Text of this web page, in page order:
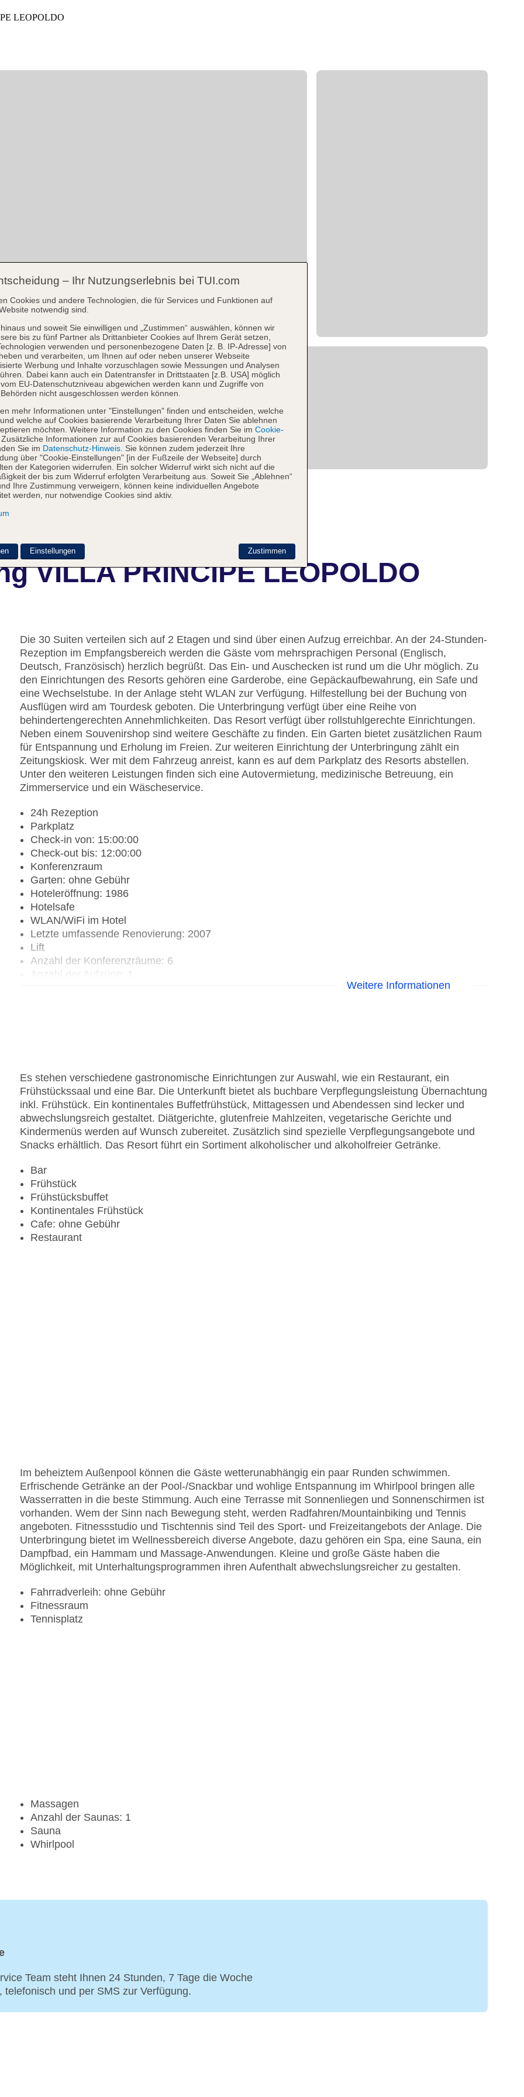
VILLA PRINCIPE LEOPOLDO
Die 30 Suiten verteilen sich auf 2 Etagen und sind über einen Aufzug erreichbar. An der 24-Stunden-
Rezeption im Empfangsbereich werden die Gäste vom mehrsprachigen Personal (Englisch,
Deutsch, Französisch) herzlich begrüßt. Das Ein- und Auschecken ist rund um die Uhr möglich. Zu
den Einrichtungen des Resorts gehören eine Garderobe, eine Gepäckaufbewahrung, ein Safe und
eine Wechselstube. In der Anlage steht WLAN zur Verfügung. Hilfestellung bei der Buchung von
Ausflügen wird am Tourdesk geboten. Die Unterbringung verfügt über eine Reihe von
behindertengerechten Annehmlichkeiten. Das Resort verfügt über rollstuhlgerechte Einrichtungen.
Neben einem Souvenirshop sind weitere Geschäfte zu finden. Ein Garten bietet zusätzlichen Raum
für Entspannung und Erholung im Freien. Zur weiteren Einrichtung der Unterbringung zählt ein
Zeitungskiosk. Wer mit dem Fahrzeug anreist, kann es auf dem Parkplatz des Resorts abstellen.
Unter den weiteren Leistungen finden sich eine Autovermietung, medizinische Betreuung, ein
Zimmerservice und ein Wäscheservice.
24h Rezeption
Parkplatz
Check-in von: 15:00:00
Check-out bis: 12:00:00
Konferenzraum
Garten: ohne Gebühr
Hoteleröffnung: 1986
Hotelsafe
WLAN/WiFi im Hotel
Letzte umfassende Renovierung: 2007
Lift
Anzahl der Konferenzräume: 6
Anzahl der Aufzüge: 1
Weitere Informationen
Es stehen verschiedene gastronomische Einrichtungen zur Auswahl, wie ein Restaurant, ein
Frühstückssaal und eine Bar. Die Unterkunft bietet als buchbare Verpflegungsleistung Übernachtung
inkl. Frühstück. Ein kontinentales Buffetfrühstück, Mittagessen und Abendessen sind lecker und
abwechslungsreich gestaltet. Diätgerichte, glutenfreie Mahlzeiten, vegetarische Gerichte und
Kindermenüs werden auf Wunsch zubereitet. Zusätzlich sind spezielle Verpflegungsangebote und
Snacks erhältlich. Das Resort führt ein Sortiment alkoholischer und alkoholfreier Getränke.
Bar
Frühstück
Frühstücksbuffet
Kontinentales Frühstück
Cafe: ohne Gebühr
Restaurant
Im beheiztem Außenpool können die Gäste wetterunabhängig ein paar Runden schwimmen.
Erfrischende Getränke an der Pool-/Snackbar und wohlige Entspannung im Whirlpool bringen alle
Wasserratten in die beste Stimmung. Auch eine Terrasse mit Sonnenliegen und Sonnenschirmen ist
vorhanden. Wem der Sinn nach Bewegung steht, werden Radfahren/Mountainbiking und Tennis
angeboten. Fitnessstudio und Tischtennis sind Teil des Sport- und Freizeitangebots der Anlage. Die
Unterbringung bietet im Wellnessbereich diverse Angebote, dazu gehören ein Spa, eine Sauna, ein
Dampfbad, ein Hammam und Massage-Anwendungen. Kleine und große Gäste haben die
Möglichkeit, mit Unterhaltungsprogrammen ihren Aufenthalt abwechslungsreicher zu gestalten.
Fahrradverleih: ohne Gebühr
Fitnessraum
Tennisplatz
Massagen
Anzahl der Saunas: 1
Sauna
Whirlpool
Team steht Ihnen 24 Stunden, 7 Tage die Woche
und per SMS zur Verfügung.
– Ihr Nutzungserlebnis bei TUI.com
Cookies und andere Technologien, die für Services und Funktionen auf
notwendig sind.
und soweit Sie einwilligen und „Zustimmen“ auswählen, können wir
bis zu fünf Partner als Drittanbieter Cookies auf Ihrem Gerät setzen,
verwenden und personenbezogene Daten [z. B. IP-Adresse] von
und verarbeiten, um Ihnen auf oder neben unserer Webseite
Werbung und Inhalte vorzuschlagen sowie Messungen und Analysen
Dabei kann auch ein Datentransfer in Drittstaaten [z.B. USA] möglich
EU-Datenschutzniveau abgewichen werden kann und Zugriffe von
nicht ausgeschlossen werden können.
mehr Informationen unter "Einstellungen" finden und entscheiden, welche
welche auf Cookies basierende Verarbeitung Ihrer Daten Sie ablehnen
möchten. Weitere Information zu den Cookies finden Sie im Cookie-
. Zusätzliche Informationen zur auf Cookies basierenden Verarbeitung Ihrer
Sie im Datenschutz-Hinweis . Sie können zudem jederzeit Ihre
über "Cookie-Einstellungen" [in der Fußzeile der Webseite] durch
der Kategorien widerrufen. Ein solcher Widerruf wirkt sich nicht auf die
der bis zum Widerruf erfolgten Verarbeitung aus. Soweit Sie „Ablehnen“
Ihre Zustimmung verweigern, können keine individuellen Angebote
werden, nur notwendige Cookies sind aktiv.
Zustimmen
Einstellungen